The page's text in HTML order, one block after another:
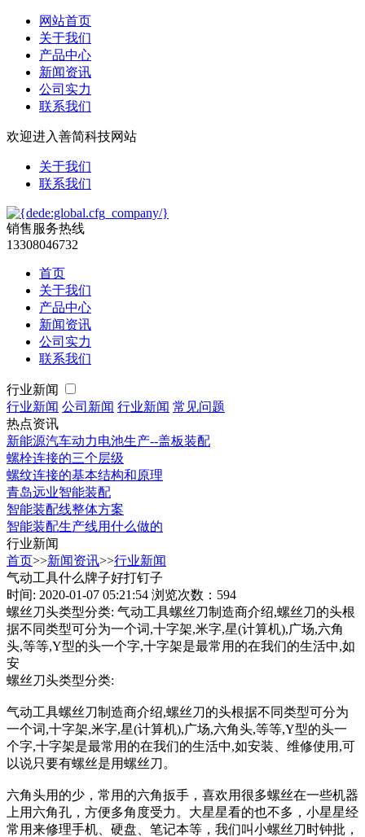
网站首页
关于我们
产品中心
新闻资讯
公司实力
联系我们
欢迎进入善简科技网站
关于我们
联系我们
销售服务热线
13308046732
首页
关于我们
产品中心
新闻资讯
公司实力
联系我们
行业新闻
行业新闻 公司新闻 行业新闻 常见问题
热点资讯
新能源汽车动力电池生产--盖板装配
螺栓连接的三个层级
螺纹连接的基本结构和原理
青岛远业智能装配
智能装配线整体方案
智能装配生产线用什么做的
行业新闻
首页>>新闻资讯>>行业新闻
气动工具什么牌子好打钉子
时间: 2020-01-07 05:21:54 浏览次数：594
螺丝刀头类型分类: 气动工具螺丝刀制造商介绍,螺丝刀的头根
据不同类型可分为一个词,十字架,米字,星(计算机),广场,六角
头,等等,Y型的头一个字,十字架是最常用的在我们的生活中,如
安
螺丝刀头类型分类:
气动工具螺丝刀制造商介绍,螺丝刀的头根据不同类型可分为
一个词,十字架,米字,星(计算机),广场,六角头,等等,Y型的头一
个字,十字架是最常用的在我们的生活中,如安装、维修使用,可
以说只要有螺丝是用螺丝刀。
六角头用的少，常用的六角扳手，喜欢用很多螺丝在一些机器
上用六角孔，方便多角度受力。大星星看的也不多，小星星经
常用来修理手机、硬盘、笔记本等，我们叫小螺丝刀时钟批，